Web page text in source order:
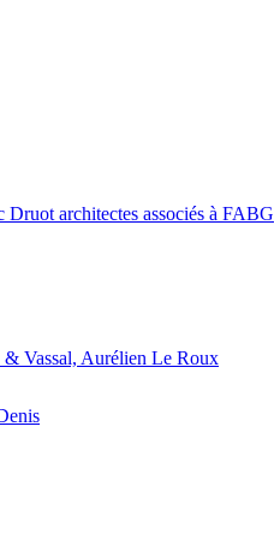
architectes associés à FABG
& Vassal, Aurélien Le Roux